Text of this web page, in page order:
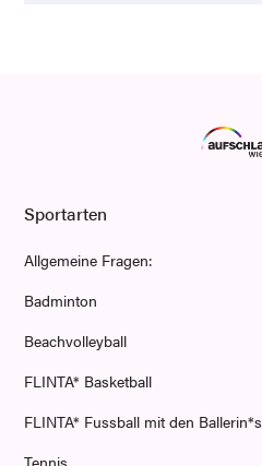
Sportarten
Allgemeine Fragen:
Badminton
Beachvolleyball
FLINTA* Basketball
FLINTA* Fussball mit den Ballerin*s